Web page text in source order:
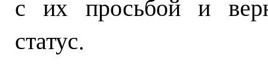
с их просьбой и
статус.